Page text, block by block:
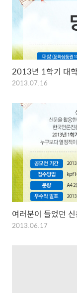
2013년 1학기 대
2013.07.16
여러분이 들었던
2013.06.17